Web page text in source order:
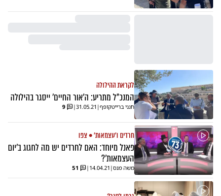
לקראת ההילולה
המנכ"ל מתריע: ה'אור החיים' ייסגר בהילולה
חנני ברייטקופף|
31.05.21
|
9
חרדים ו'עצמאות' • צפו
פאנל מיוחד: האם לחרדים יש מה לחגוג ב'יום
העצמאות'?
משה מנס|
14.04.21
|
51